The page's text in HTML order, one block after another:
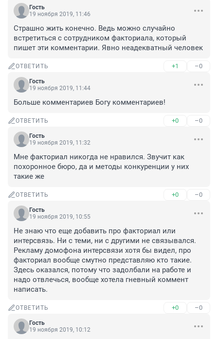
Гость
19 ноября 2019, 11:46
Страшно жить конечно. Ведь можно случайно
встретиться с сотрудником факториала, который
пишет эти комментарии. Явно неадекватный человек
ОТВЕТИТЬ +1 –0
Гость
19 ноября 2019, 11:44
Больше комментариев Богу комментариев!
ОТВЕТИТЬ +0 –0
Гость
19 ноября 2019, 11:32
Мне факториал никогда не нравился. Звучит как
похоронное бюро, да и методы конкуренции у них
такие же
ОТВЕТИТЬ +0 –0
Гость
19 ноября 2019, 10:55
Не знаю что еще добавить про факториал или
интерсвязь. Ни с теми, ни с другими не связывался.
Рекламу домофона интерсвязи хотя бы видел, про
факториал вообще смутно представляю кто такие.
Здесь оказался, потому что задолбали на работе и
надо отвлечься, вообще хотела гневный коммент
написать.
ОТВЕТИТЬ +0 –0
Гость
19 ноября 2019, 10:12